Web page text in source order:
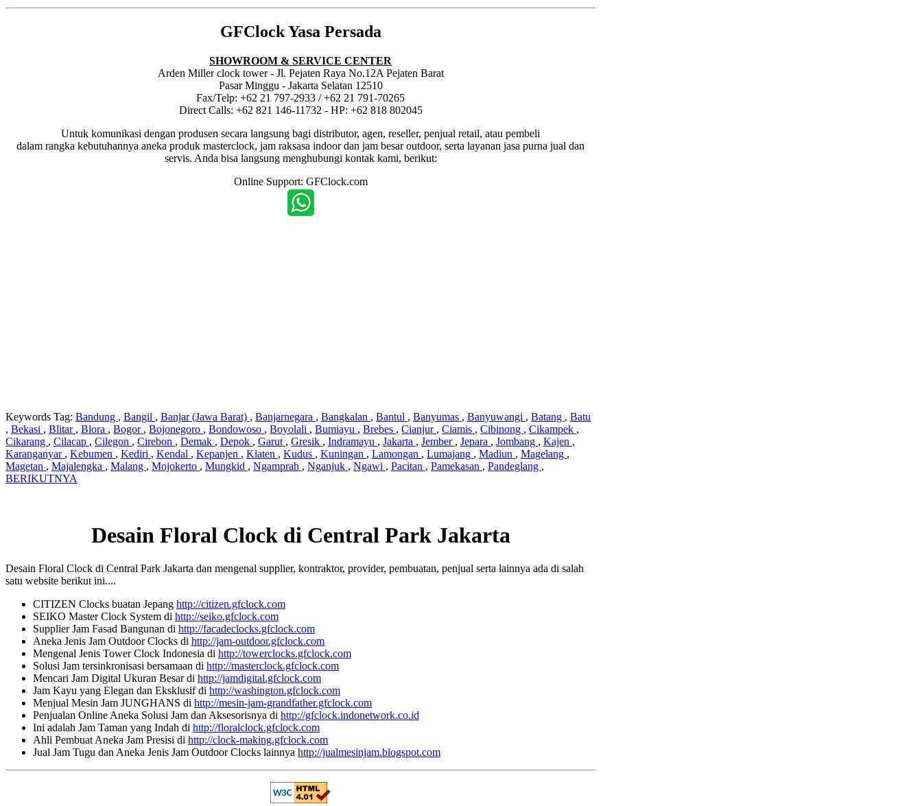
GFClock Yasa Persada
SHOWROOM & SERVICE CENTER
Arden Miller clock tower - Jl. Pejaten Raya No.12A Pejaten Barat
Pasar Minggu - Jakarta Selatan 12510
Fax/Telp: +62 21 797-2933 / +62 21 791-70265
Direct Calls: +62 821 146-11732 - HP: +62 818 802045
Untuk komunikasi dengan produsen secara langsung bagi distributor, agen, reseller, penjual retail, atau pembeli
dalam rangka kebutuhannya aneka produk masterclock, jam raksasa indoor dan jam besar outdoor, serta layanan jasa purna jual dan
servis. Anda bisa langsung menghubungi kontak kami, berikut:
Online Support: GFClock.com
Keywords Tag: Bandung , Bangil , Banjar (Jawa Barat) , Banjarnegara , Bangkalan , Bantul , Banyumas , Banyuwangi , Batang , Batu
, Bekasi , Blitar , Blora , Bogor , Bojonegoro , Bondowoso , Boyolali , Bumiayu , Brebes , Cianjur , Ciamis , Cibinong , Cikampek ,
Cikarang , Cilacap , Cilegon , Cirebon , Demak , Depok , Garut , Gresik , Indramayu , Jakarta , Jember , Jepara , Jombang , Kajen ,
Karanganyar , Kebumen , Kediri , Kendal , Kepanjen , Klaten , Kudus , Kuningan , Lamongan , Lumajang , Madiun , Magelang ,
Magetan , Majalengka , Malang , Mojokerto , Mungkid , Ngamprah , Nganjuk , Ngawi , Pacitan , Pamekasan , Pandeglang ,
BERIKUTNYA
Desain Floral Clock di Central Park Jakarta
Desain Floral Clock di Central Park Jakarta dan mengenal supplier, kontraktor, provider, pembuatan, penjual serta lainnya ada di salah
satu website berikut ini....
CITIZEN Clocks buatan Jepang http://citizen.gfclock.com
SEIKO Master Clock System di http://seiko.gfclock.com
Supplier Jam Fasad Bangunan di http://facadeclocks.gfclock.com
Aneka Jenis Jam Outdoor Clocks di http://jam-outdoor.gfclock.com
Mengenal Jenis Tower Clock Indonesia di http://towerclocks.gfclock.com
Solusi Jam tersinkronisasi bersamaan di http://masterclock.gfclock.com
Mencari Jam Digital Ukuran Besar di http://jamdigital.gfclock.com
Jam Kayu yang Elegan dan Eksklusif di http://washington.gfclock.com
Menjual Mesin Jam JUNGHANS di http://mesin-jam-grandfather.gfclock.com
Penjualan Online Aneka Solusi Jam dan Aksesorisnya di http://gfclock.indonetwork.co.id
Ini adalah Jam Taman yang Indah di http://floralclock.gfclock.com
Ahli Pembuat Aneka Jam Presisi di http://clock-making.gfclock.com
Jual Jam Tugu dan Aneka Jenis Jam Outdoor Clocks lainnya http://jualmesinjam.blogspot.com